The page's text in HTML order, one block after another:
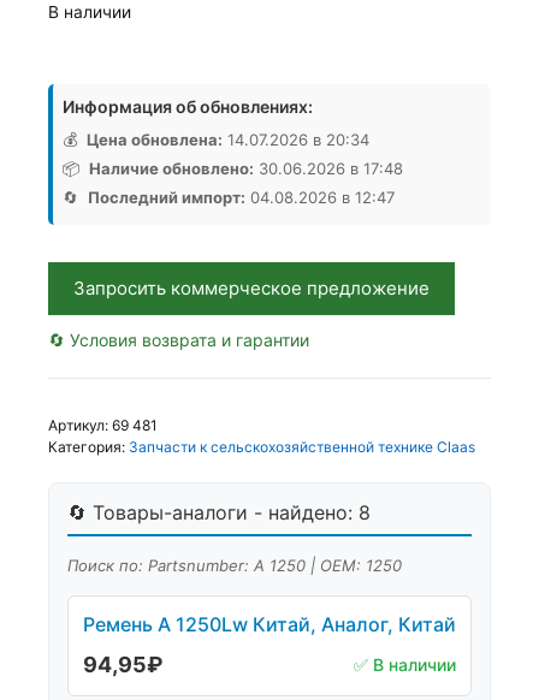
В наличии
товара
Ремень
1250Lw
Rubena,
Аналог,
Информация об обновлениях:
💰 Цена обновлена: 14.07.2026 в 20:34
📦 Наличие обновлено: 30.06.2026 в 17:48
🔄
Последний импорт: 04.08.2026 в 12:47
Запросить коммерческое предложение
🔄 Условия возврата и гарантии
Артикул: 69 481
Категория: Запчасти к сельскохозяйственной технике Claas
🔄 Товары-аналоги - найдено: 8
Поиск по: Partsnumber: А 1250 | OEM: 1250
Ремень А 1250Lw Китай, Аналог, Китай
94,95₽ ✅ В наличии